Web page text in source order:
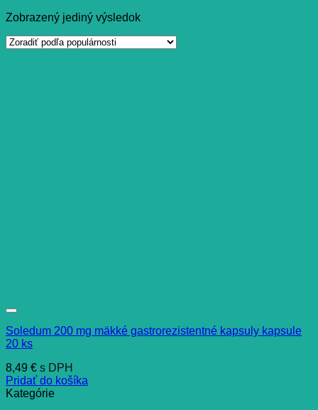
Zobrazený jediný výsledok
Soledum 200 mg mäkké gastrorezistentné kapsuly kapsule
20 ks
8,49 € s DPH
Pridať do košíka
Kategórie